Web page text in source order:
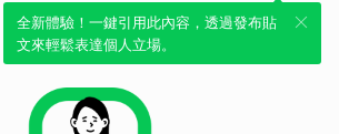
全新體驗！一鍵引用此內容，透過發布貼
文來輕鬆表達個人立場。